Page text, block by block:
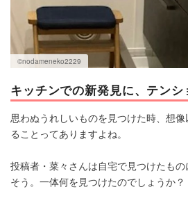
©nodameneko2229
キッチンでの新発見に、テンシ
思わぬうれしいものを見つけた時、想
ることってありますよね。
投稿者・菜々さんは自宅で見つけたも
そう。一体何を見つけたのでしょうか？